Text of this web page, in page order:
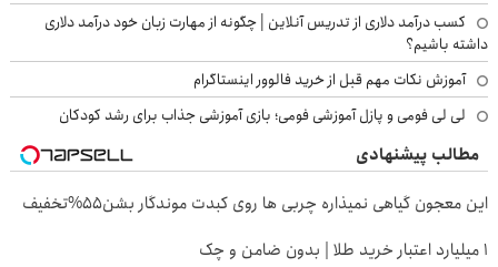
کسب درآمد دلاری از تدریس آنلاین | چگونه از مهارت زبان خود درآمد دلاری
داشته باشیم؟
آموزش نکات مهم قبل از خرید فالوور اینستاگرام
لی لی فومی و پازل آموزشی فومی؛ بازی آموزشی جذاب برای رشد کودکان
مطالب پیشنهادی
این معجون گیاهی نمیذاره چربی ها روی کبدت موندگار بشن55%تخفیف
۱ میلیارد اعتبار خرید طلا | بدون ضامن و چک